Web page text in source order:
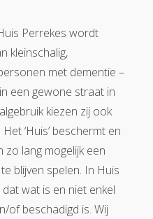
Perrekes wordt
kleinschalig,
met dementie –
een gewone straat in
kiezen zij ook
‘Huis’ beschermt en
lang mogelijk een
blijven spelen. In Huis
wat is en niet enkel
of beschadigd is. Wij